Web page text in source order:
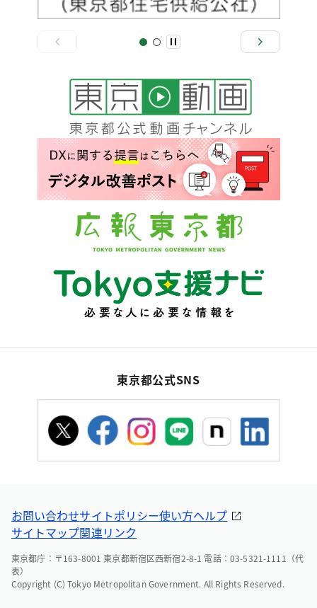
東京都公式SNS
お問い合わせサイトポリシー使い方ヘルプ
サイトマップ関連リンク
東京都庁：〒163-8001 東京都新宿区西新宿2-8-1 電話：03-5321-1111（代
表）
Copyright (C) Tokyo Metropolitan Government. All Rights Reserved.